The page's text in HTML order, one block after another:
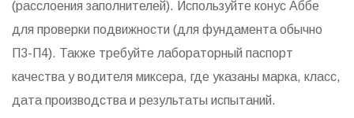
(расслоения заполнителей). Используйте конус Аббе
для проверки подвижности (для фундамента обычно
П3-П4). Также требуйте лабораторный паспорт
качества у водителя миксера, где указаны марка, класс,
дата производства и результаты испытаний.